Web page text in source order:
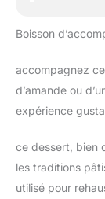
Boisson
accompagnez
d’amande ou
expérience
ce dessert, bien
les traditions
utilisé pour